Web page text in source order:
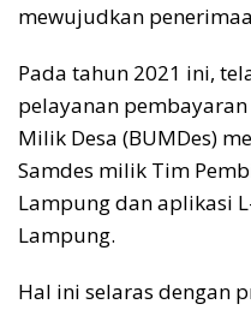
mewujudkan
Pada tahun 2021 ini,
pelayanan
Milik Desa (BUMDes)
Samdes milik Tim
Lampung dan aplikasi
Lampung.
Hal ini selaras dengan